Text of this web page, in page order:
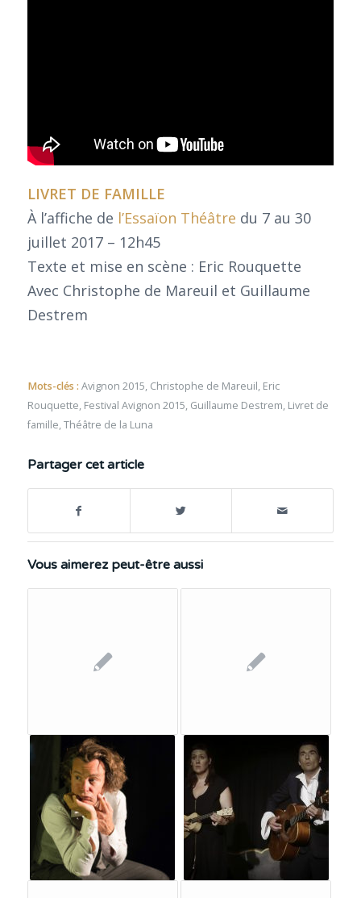
LIVRET DE FAMILLE
À l’affiche de l’Essaïon Théâtre du 7 au 30
juillet 2017 – 12h45
Texte et mise en scène : Eric Rouquette
Avec Christophe de Mareuil et Guillaume
Destrem
Mots-clés : Avignon 2015, Christophe de Mareuil, Eric
Rouquette, Festival Avignon 2015, Guillaume Destrem, Livret de
famille,Théâtre de la Luna
Partager cet article
Vous aimerez peut-être aussi